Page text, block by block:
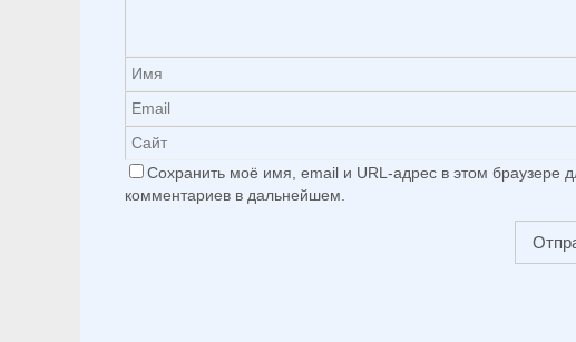
Сохранить моё имя, email и URL-адрес в этом браузере
комментариев в дальнейшем.